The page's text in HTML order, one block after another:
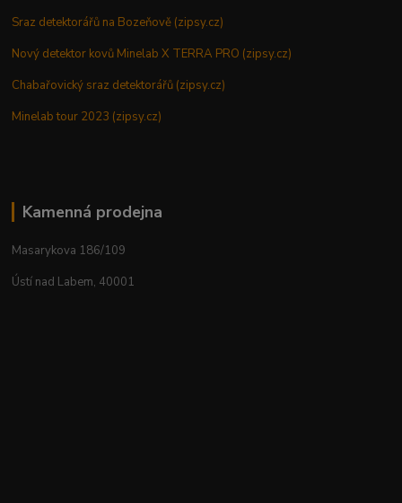
Sraz detektorářů na Bozeňově (zipsy.cz)
Nový detektor kovů Minelab X TERRA PRO (zipsy.cz)
Chabařovický sraz detektorářů (zipsy.cz)
Minelab tour 2023 (zipsy.cz)
Kamenná prodejna
Masarykova 186/109
Ústí nad Labem, 40001